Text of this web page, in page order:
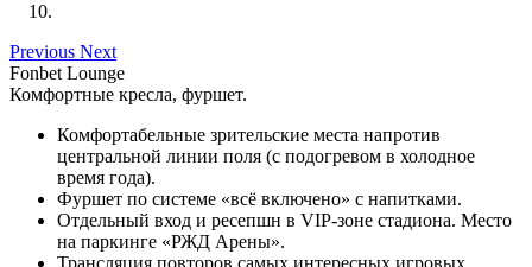
Previous Next
Fonbet Lounge
Комфортные кресла, фуршет.
Комфортабельные зрительские места напротив
центральной линии поля (с подогревом в холодное
время года).
Фуршет по системе «всё включено» с напитками.
Отдельный вход и ресепшн в VIP-зоне стадиона. Место
на паркинге «РЖД Арены».
Трансляция повторов самых интересных игровых